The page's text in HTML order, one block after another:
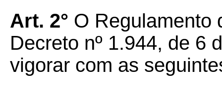
Art. 2° O Regulamento
Decreto nº 1.944, de 6
vigorar com as